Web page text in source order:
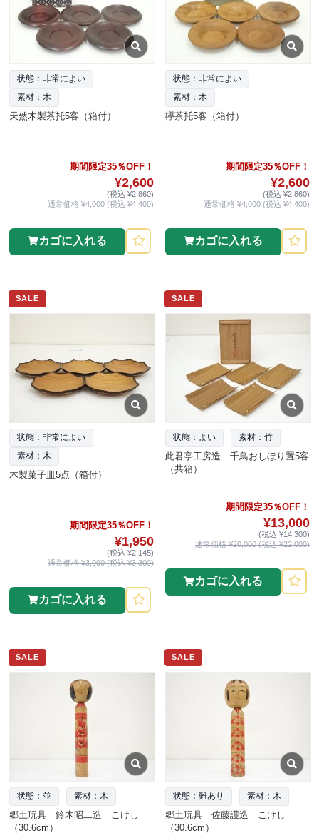
状態：非常によい
素材：木
天然木製茶托5客（箱付）
期間限定35％OFF！
¥2,600
(税込 ¥2,860)
通常価格 ¥4,000 (税込 ¥4,400)
カゴに入れる
状態：非常によい
素材：木
欅茶托5客（箱付）
期間限定35％OFF！
¥2,600
(税込 ¥2,860)
通常価格 ¥4,000 (税込 ¥4,400)
カゴに入れる
SALE
状態：非常によい
素材：木
木製菓子皿5点（箱付）
期間限定35％OFF！
¥1,950
(税込 ¥2,145)
通常価格 ¥3,000 (税込 ¥3,300)
カゴに入れる
SALE
状態：よい 素材：竹
此君亭工房造 千鳥おしぼり置5客
（共箱）
期間限定35％OFF！
¥13,000
(税込 ¥14,300)
通常価格 ¥20,000 (税込 ¥22,000)
カゴに入れる
SALE
状態：並 素材：木
郷土玩具 鈴木昭二造 こけし
（30.6cm）
SALE
状態：難あり 素材：木
郷土玩具 佐藤護造 こけし
（30.6cm）